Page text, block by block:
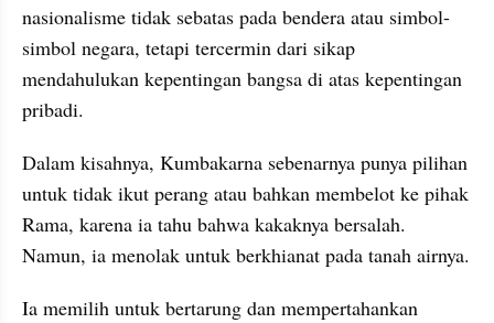
nasionalisme tidak sebatas pada bendera atau simbol-
simbol negara, tetapi tercermin dari sikap
mendahulukan kepentingan bangsa di atas kepentingan
pribadi.
Dalam kisahnya, Kumbakarna sebenarnya punya pilihan
untuk tidak ikut perang atau bahkan membelot ke pihak
Rama, karena ia tahu bahwa kakaknya bersalah.
Namun, ia menolak untuk berkhianat pada tanah airnya.
Ia memilih untuk bertarung dan mempertahankan